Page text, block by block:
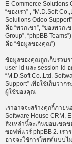
E-Commerce Solutions
“ของเรา” , “M.D.Soft
Solutions Odoo
คือ “พวกเขา”, “ของพวกเ
Group”, “phpBB
คือ “ข้อมูลของคุณ”)
ข้อมูลของคุณถูกเก็บรวบร
user-id และ session-id
“M.D.Soft Co.,Ltd.
Support” เพื่อใช้เก็บว่า
ผู้ใช้ของคุณ
เราอาจจะสร้างคุกกี้ภาย
Software House CRM,
สิ่งเหล่านี้จะเกินขอบเขต
ซอฟท์แวร์ phpBB 2. เร
อาจจะใช้การโพสต์แบบไ